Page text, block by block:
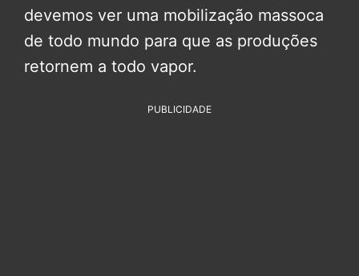
devemos ver uma mobilização massoca
de todo mundo para que as produções
retornem a todo vapor.
PUBLICIDADE